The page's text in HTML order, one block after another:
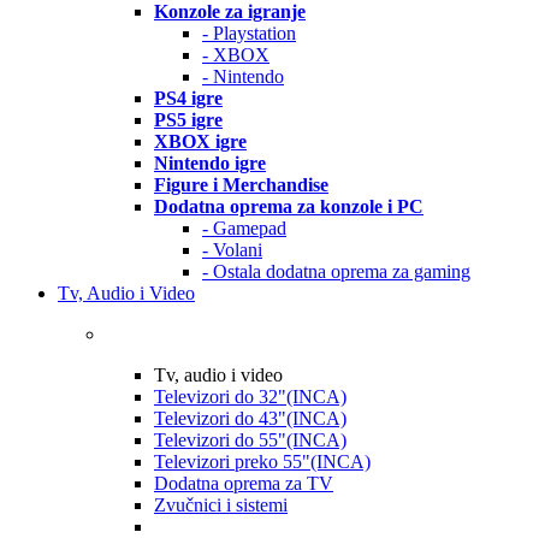
Konzole za igranje
- Playstation
- XBOX
- Nintendo
PS4 igre
PS5 igre
XBOX igre
Nintendo igre
Figure i Merchandise
Dodatna oprema za konzole i PC
- Gamepad
- Volani
- Ostala dodatna oprema za gaming
Tv, Audio i Video
Tv, audio i video
Televizori do 32"(INCA)
Televizori do 43"(INCA)
Televizori do 55"(INCA)
Televizori preko 55"(INCA)
Dodatna oprema za TV
Zvučnici i sistemi